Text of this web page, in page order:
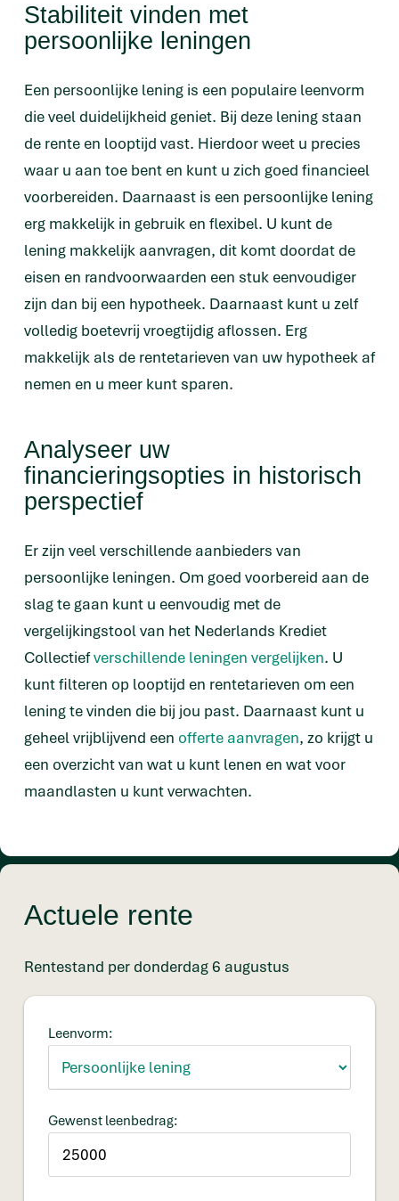
Stabiliteit vinden met
persoonlijke leningen
Een persoonlijke lening is een populaire leenvorm
die veel duidelijkheid geniet. Bij deze lening staan
de rente en looptijd vast. Hierdoor weet u precies
waar u aan toe bent en kunt u zich goed financieel
voorbereiden. Daarnaast is een persoonlijke lening
erg makkelijk in gebruik en flexibel. U kunt de
lening makkelijk aanvragen, dit komt doordat de
eisen en randvoorwaarden een stuk eenvoudiger
zijn dan bij een hypotheek. Daarnaast kunt u zelf
volledig boetevrij vroegtijdig aflossen. Erg
makkelijk als de rentetarieven van uw hypotheek af
nemen en u meer kunt sparen.
Analyseer uw
financieringsopties in historisch
perspectief
Er zijn veel verschillende aanbieders van
persoonlijke leningen. Om goed voorbereid aan de
slag te gaan kunt u eenvoudig met de
vergelijkingstool van het Nederlands Krediet
Collectiefverschillende leningen vergelijken. U
kunt filteren op looptijd en rentetarieven om een
lening te vinden die bij jou past. Daarnaast kunt u
geheel vrijblijvend een offerte aanvragen, zo krijgt u
een overzicht van wat u kunt lenen en wat voor
maandlasten u kunt verwachten.
Actuele rente
Rentestand per donderdag 6 augustus
Leenvorm:
Gewenst leenbedrag: